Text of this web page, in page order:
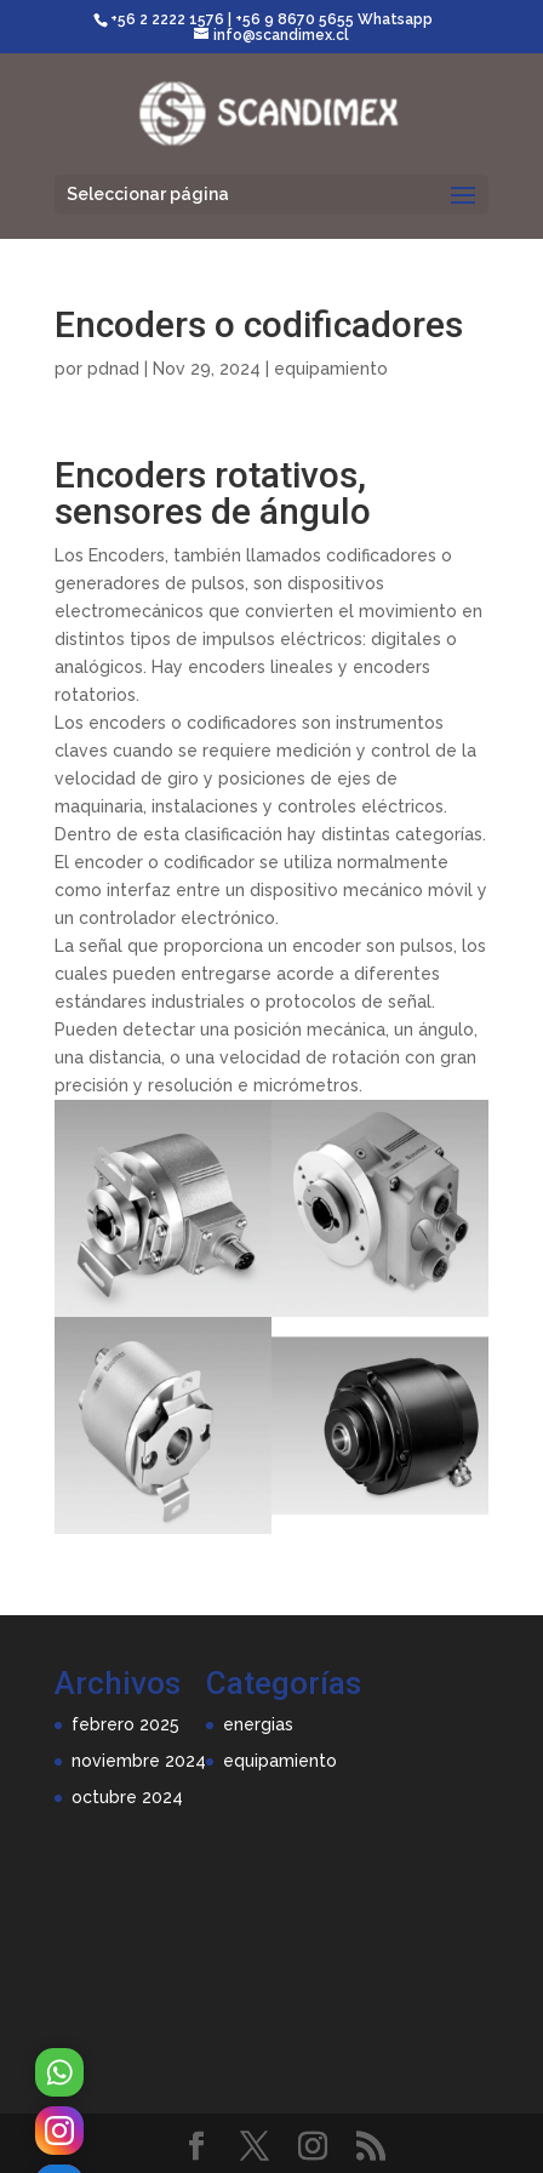
+56 2 2222 1576
+56 9 8670 5655 Whatsapp
info@scandimex.cl
Seleccionar página
Encoders o codificadores
por pdnad Nov 29, 2024 equipamiento
Encoders rotativos,
sensores de ángulo
Los Encoders, también llamados codificadores o
generadores de pulsos, son dispositivos
electromecánicos que convierten el movimiento en
distintos tipos de impulsos eléctricos: digitales o
analógicos. Hay encoders lineales y encoders
rotatorios.
Los encoders o codificadores son instrumentos
claves cuando se requiere medición y control de la
velocidad de giro y posiciones de ejes de
maquinaria, instalaciones y controles eléctricos.
Dentro de esta clasificación hay distintas categorías.
El encoder o codificador se utiliza normalmente
como interfaz entre un dispositivo mecánico móvil y
un controlador electrónico.
La señal que proporciona un encoder son pulsos, los
cuales pueden entregarse acorde a diferentes
estándares industriales o protocolos de señal.
Pueden detectar una posición mecánica, un ángulo,
una distancia, o una velocidad de rotación con gran
precisión y resolución e micrómetros.
Archivos
febrero 2025
noviembre 2024
octubre 2024
Categorías
energias
equipamiento
WhatsApp
Instagram